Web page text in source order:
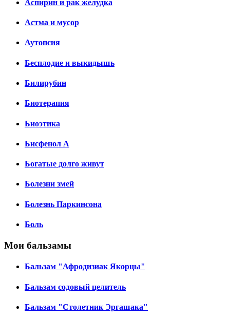
Аспирин и рак желудка
Астма и мусор
Аутопсия
Бесплодие и выкидышь
Билирубин
Биотерапия
Биоэтика
Бисфенол А
Богатые долго живут
Болезни змей
Болезнь Паркинсона
Боль
Мои бальзамы
Бальзам "Афродизиак Якорцы"
Бальзам содовый целитель
Бальзам "Столетник Эргашака"